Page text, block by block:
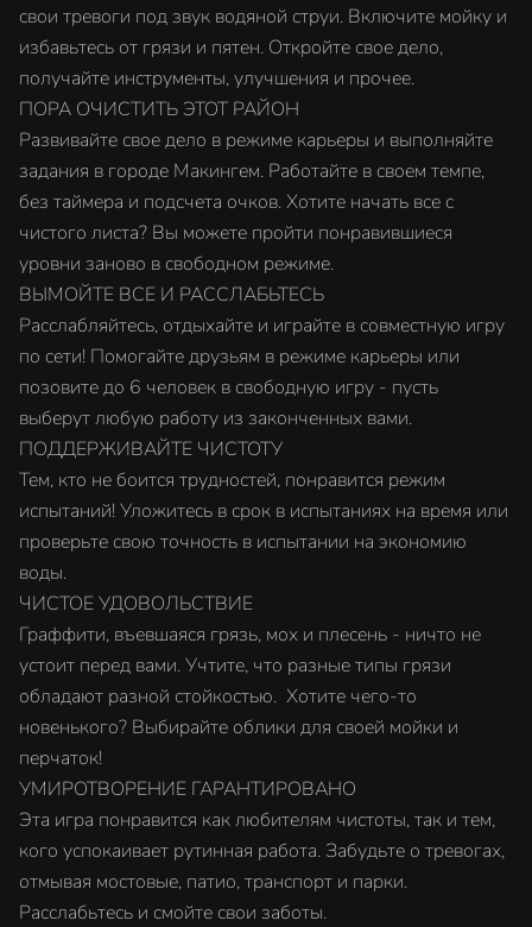
свои тревоги под звук водяной струи. Включите мойку и
избавьтесь от грязи и пятен. Откройте свое дело,
получайте инструменты, улучшения и прочее.
ПОРА ОЧИСТИТЬ ЭТОТ РАЙОН
Развивайте свое дело в режиме карьеры и выполняйте
задания в городе Макингем. Работайте в своем темпе,
без таймера и подсчета очков. Хотите начать все с
чистого листа? Вы можете пройти понравившиеся
уровни заново в свободном режиме.
ВЫМОЙТЕ ВСЕ И РАССЛАБЬТЕСЬ
Расслабляйтесь, отдыхайте и играйте в совместную игру
по сети! Помогайте друзьям в режиме карьеры или
позовите до 6 человек в свободную игру - пусть
выберут любую работу из законченных вами.
ПОДДЕРЖИВАЙТЕ ЧИСТОТУ
Тем, кто не боится трудностей, понравится режим
испытаний! Уложитесь в срок в испытаниях на время или
проверьте свою точность в испытании на экономию
воды.
ЧИСТОЕ УДОВОЛЬСТВИЕ
Граффити, въевшаяся грязь, мох и плесень - ничто не
устоит перед вами. Учтите, что разные типы грязи
обладают разной стойкостью. Хотите чего-то
новенького? Выбирайте облики для своей мойки и
перчаток!
УМИРОТВОРЕНИЕ ГАРАНТИРОВАНО
Эта игра понравится как любителям чистоты, так и тем,
кого успокаивает рутинная работа. Забудьте о тревогах,
отмывая мостовые, патио, транспорт и парки.
Расслабьтесь и смойте свои заботы.